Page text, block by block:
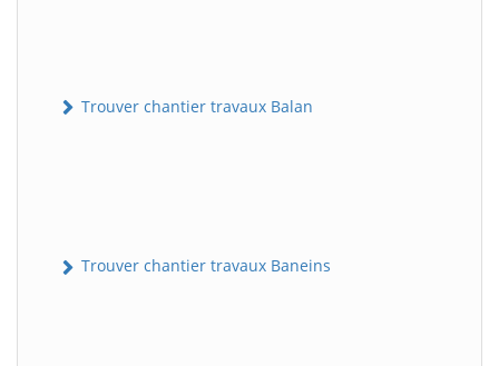
Trouver chantier travaux Balan
Trouver chantier travaux Baneins